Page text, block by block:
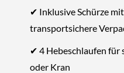
✔ Inklusive Schürze
transportsichere
✔ 4 Hebeschlaufen für
oder Kran